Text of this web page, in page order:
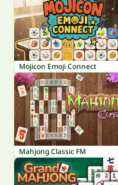
Mojicon Emoji Connect
Mahjong Classic FM